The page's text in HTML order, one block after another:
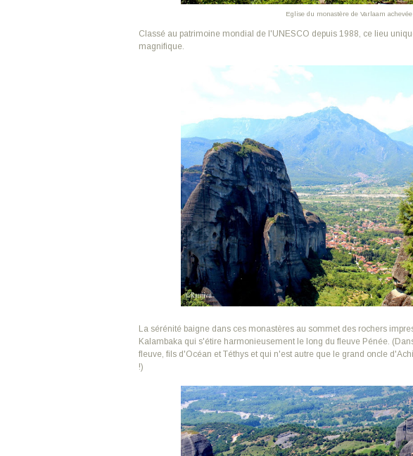
Eglise du monastère de Varlaam
Classé au patrimoine mondial de l'UNESCO depuis 1988, ce lieu
magnifique.
La sérénité baigne dans ces monastères au sommet des rochers
Kalambaka qui s'étire harmonieusement le long du fleuve Pénée.
fleuve, fils d'Océan et Téthys et qui n'est autre que le grand oncle
!)